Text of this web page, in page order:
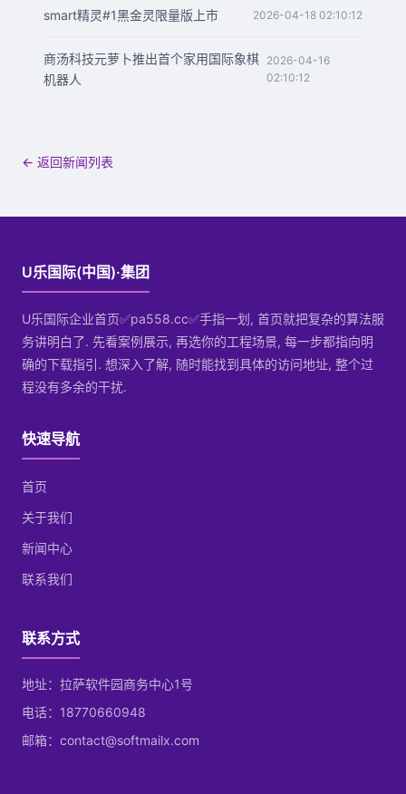
smart精灵#1黑金灵限量版上市 2026-04-18 02:10:12
商汤科技元萝卜推出首个家用国际象棋
机器人
2026-04-16
02:10:12
← 返回新闻列表
U乐国际(中国)·集团
U乐国际企业首页✅pa558.cc✅手指一划, 首页就把复杂的算法服
务讲明白了. 先看案例展示, 再选你的工程场景, 每一步都指向明
确的下载指引. 想深入了解, 随时能找到具体的访问地址, 整个过
程没有多余的干扰.
快速导航
首页
关于我们
新闻中心
联系我们
联系方式
地址：拉萨软件园商务中心1号
电话：18770660948
邮箱：contact@softmailx.com